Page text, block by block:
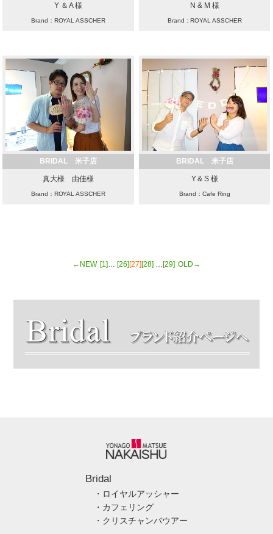
Y ＆ A 様
Brand：ROYAL ASSCHER
N & M 様
Brand：ROYAL ASSCHER
BRIDAL 米子店
真大様 由佳様
Brand：ROYAL ASSCHER
BRIDAL 米子店
Y & S 様
Brand：Cafe Ring
←NEW [1]… [26][27][28] …[29] OLD→
Bridal
・ロイヤルアッシャー
・カフェリング
・クリスチャンバウアー